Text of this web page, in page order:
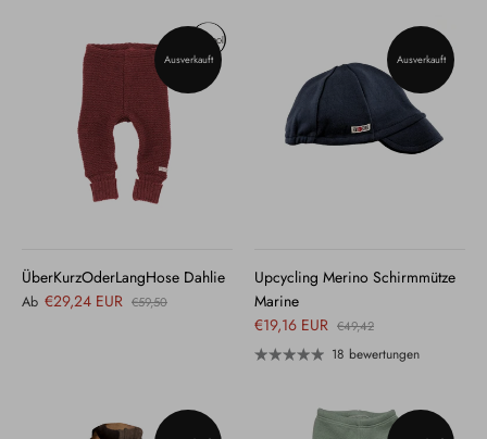
Ausverkauft
ÜberKurzOderLangHose Dahlie
Ab €29,24 EUR €59,50
Ausverkauft
Upcycling Merino Schirmmütze
Marine
€19,16 EUR €49,42
18 bewertungen